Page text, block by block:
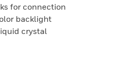
for connection
backlight
crystal